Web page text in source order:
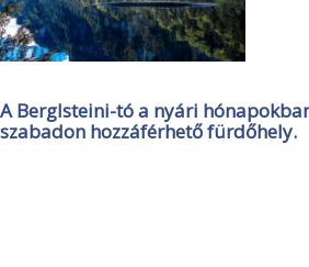
A Berglsteini-tó a nyári
szabadon hozzáférhető fürdőhely.